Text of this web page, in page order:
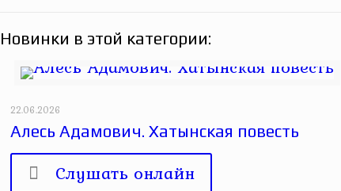
Новинки в этой категории:
22.06.2026
Алесь Адамович. Хатынская повесть
Слушать онлайн